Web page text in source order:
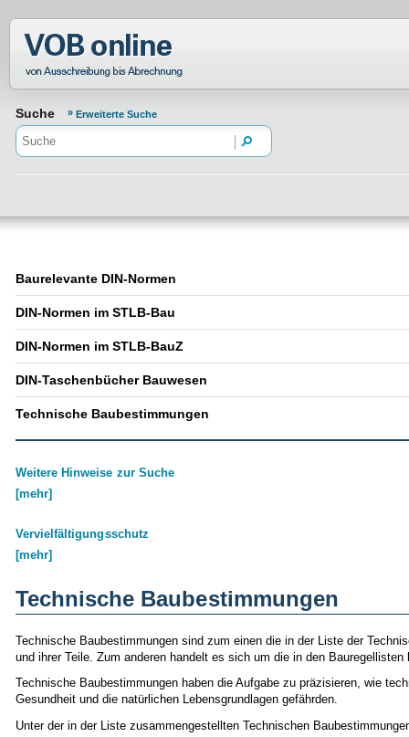
Normenportal Barrierefreiheit
Suche Erweiterte Suche
Baurelevante DIN-Normen
DIN-Normen im STLB-Bau
DIN-Normen im STLB-BauZ
DIN-Taschenbücher Bauwesen
Technische Baubestimmungen
Weitere Hinweise zur Suche
[mehr]
Vervielfältigungsschutz
[mehr]
Technische Baubestimmungen
Technische Baubestimmungen sind zum einen die in der Liste der
und ihrer Teile. Zum anderen handelt es sich um die in den
Technische Baubestimmungen haben die Aufgabe zu präzisieren, wie
Gesundheit und die natürlichen Lebensgrundlagen gefährden.
Unter der in der Liste zusammengestellten Technischen